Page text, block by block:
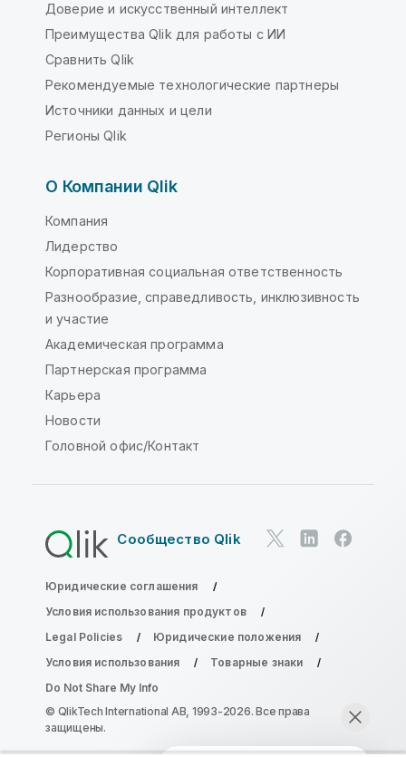
Доверие и искусственный интеллект
Преимущества Qlik для работы с ИИ
Сравнить Qlik
Рекомендуемые технологические партнеры
Источники данных и цели
Регионы Qlik
О Компании Qlik
Компания
Лидерство
Корпоративная социальная ответственность
Разнообразие, справедливость, инклюзивность
и участие
Академическая программа
Партнерская программа
Карьера
Новости
Головной офис/Контакт
Сообщество Qlik
Юридические соглашения
Условия использования продуктов
Legal Policies
Юридические положения
Условия использования
Товарные знаки
Do Not Share My Info
© QlikTech International AB, 1993-2026. Все права
защищены.